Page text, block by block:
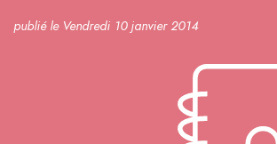
publié le Vendredi 10 janvier 2014